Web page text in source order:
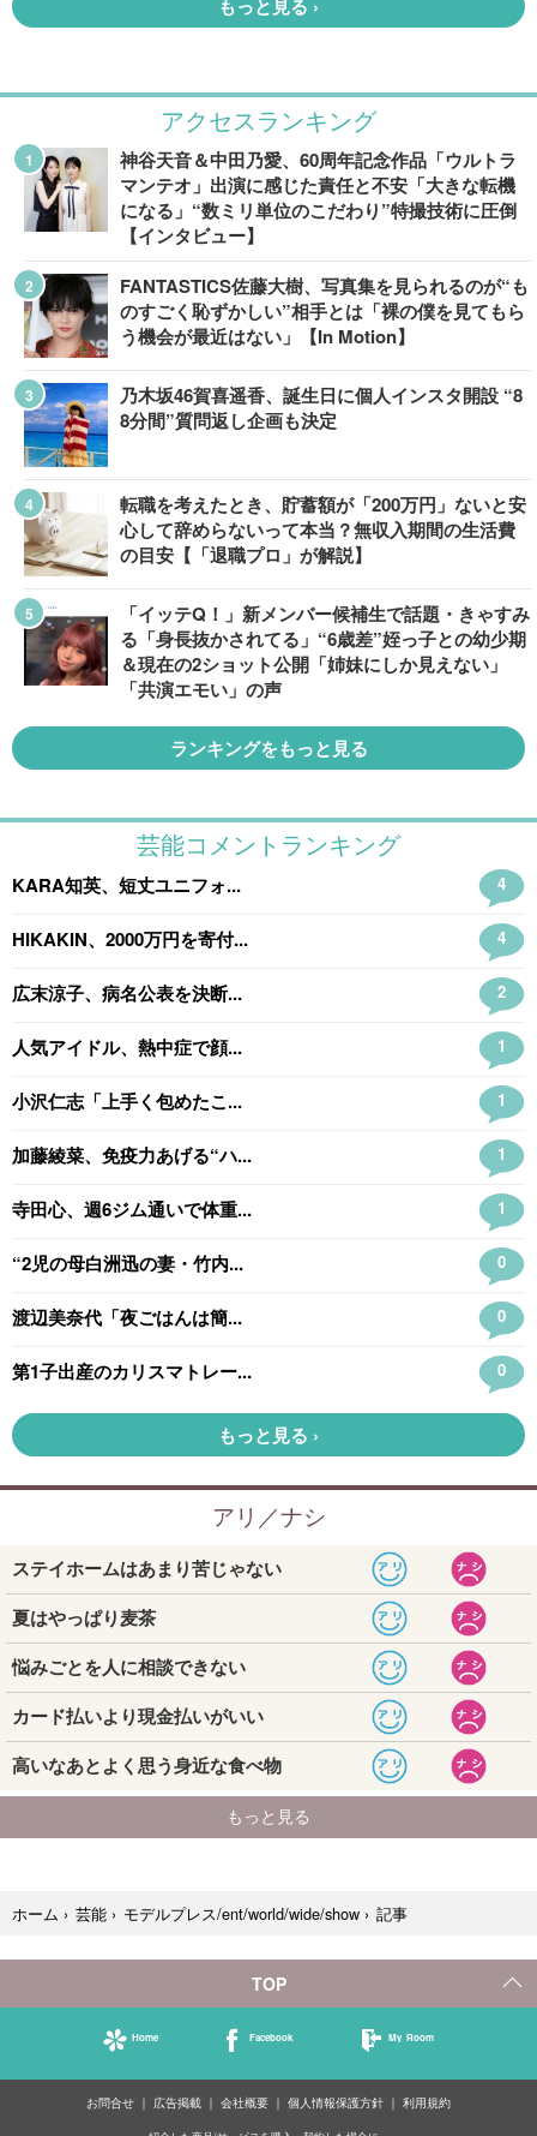
アクセスランキング
神谷天音＆中田乃愛、60周年記念作品「ウルトラ
マンテオ」出演に感じた責任と不安「大きな転機
になる」“数ミリ単位のこだわり”特撮技術に圧倒
【インタビュー】
FANTASTICS佐藤大樹、写真集を見られるのが“も
のすごく恥ずかしい”相手とは「裸の僕を見てもら
う機会が最近はない」【In Motion】
乃木坂46賀喜遥香、誕生日に個人インスタ開設 “8
8分間”質問返し企画も決定
転職を考えたとき、貯蓄額が「200万円」ないと安
心して辞めらないって本当？無収入期間の生活費
の目安【「退職プロ」が解説】
「イッテQ！」新メンバー候補生で話題・きゃすみ
る「身長抜かされてる」“6歳差”姪っ子との幼少期
＆現在の2ショット公開「姉妹にしか見えない」
「共演エモい」の声
ランキングをもっと見る
ホーム › 芸能 › モデルプレス/ent/world/wide/show › 記事
TOP
Home Facebook My Room
お問合せ 広告掲載 会社概要 個人情報保護方針 利用規約